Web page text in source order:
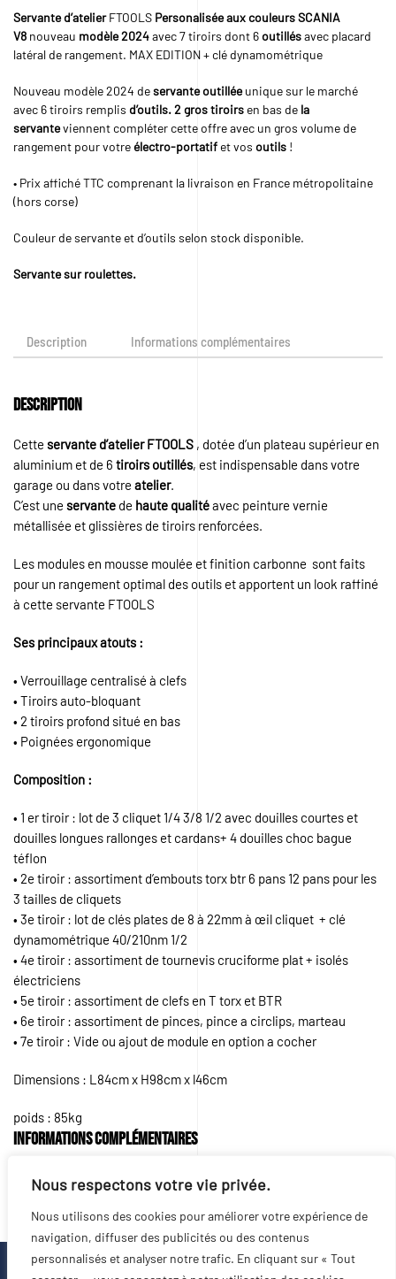
Nous respectons votre vie privée.
Nous utilisons des cookies pour améliorer votre expérience de
navigation, diffuser des publicités ou des contenus
personnalisés et analyser notre trafic. En cliquant sur « Tout
Servante d’atelierFTOOLS Personalisée aux couleurs SCANIA
V8 nouveau modèle 2024avec 7 tiroirs dont 6outillésavec placard
latéral de rangement. MAX EDITION + clé dynamométrique
Nouveau modèle 2024 deservante outilléeunique sur le marché
avec 6 tiroirs remplis d’outils. 2 gros tiroirs en bas de la
servanteviennent compléter cette offre avec un gros volume de
rangement pour votre électro-portatif et vos outils !
• Prix affiché TTC comprenant la livraison en France métropolitaine
(hors corse)
Couleur de servante et d’outils selon stock disponible.
Servante sur roulettes.
Description Informations complémentaires
Description
Cette servante d’atelier FTOOLS , dotée d’un plateau supérieur en
aluminium et de 6 tiroirs outillés, est indispensable dans votre
garage ou dans votre atelier.
C’est une servante de haute qualitéavec peinture vernie
métallisée et glissières de tiroirs renforcées.
Les modules en mousse moulée et finition carbonne sont faits
pour un rangement optimal des outils et apportent un look raffiné
à cette servante FTOOLS
Ses principaux atouts :
• Verrouillage centralisé à clefs
• Tiroirs auto-bloquant
• 2 tiroirs profond situé en bas
• Poignées ergonomique
Composition :
• 1 er tiroir : lot de 3 cliquet 1/4 3/8 1/2 avec douilles courtes et
douilles longues rallonges et cardans+ 4 douilles choc bague
téflon
• 2e tiroir : assortiment d’embouts torx btr 6 pans 12 pans pour les
3 tailles de cliquets
• 3e tiroir : lot de clés plates de 8 à 22mm à œil cliquet + clé
dynamométrique 40/210nm 1/2
• 4e tiroir : assortiment de tournevis cruciforme plat + isolés
électriciens
• 5e tiroir : assortiment de clefs en T torx et BTR
• 6e tiroir : assortiment de pinces, pince a circlips, marteau
• 7e tiroir : Vide ou ajout de module en option a cocher
Dimensions : L84cm x H98cm x l46cm
poids : 85kg
Informations complémentaires
Poids 80 kg